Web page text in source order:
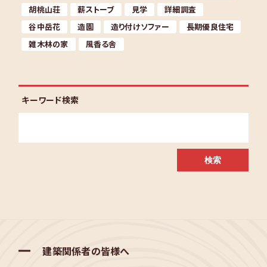
胡桃山荘
薪ストーブ 見学
詳細調査
谷中岳花
造園 造り付けソファー
長期優良住宅
雑木林の家
風香る舎
キーワード検索
建築関係者の皆様へ